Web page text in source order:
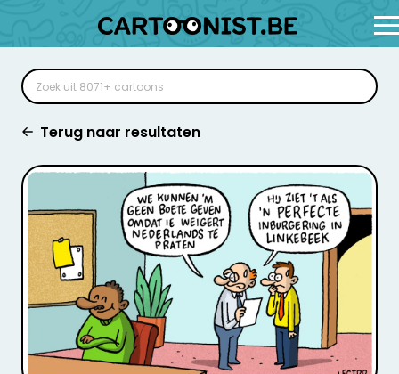
Terug naar resultaten